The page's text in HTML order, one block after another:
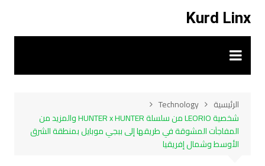
المحتوى
Kurd Linx
الرئيسية
Technology
شخصية LEORIO من سلسلة HUNTER x HUNTER والمزيد من
المفاجآت المشوقة في طريقها إلى ببجي موبايل بمنطقة الشرق
الأوسط وشمال إفريقيا